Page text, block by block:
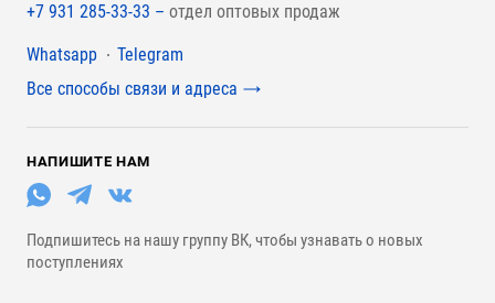
+7 931 285-33-33 – отдел оптовых продаж
Мессенджеры
Whatsapp
Telegram
Все способы связи и адреса
НАПИШИТЕ НАМ
Подпишитесь на нашу группу ВК, чтобы узнавать о новых
поступлениях